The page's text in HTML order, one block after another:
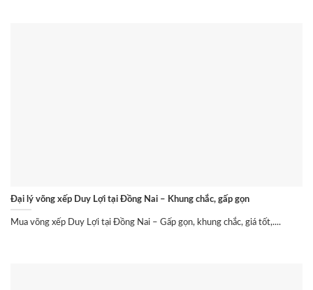
Đại lý võng xếp Duy Lợi tại Đồng Nai – Khung chắc, gấp gọn
Mua võng xếp Duy Lợi tại Đồng Nai – Gấp gọn, khung chắc, giá tốt,....